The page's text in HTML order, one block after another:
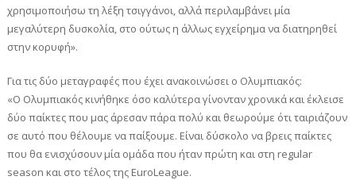
χρησιμοποιήσω τη λέξη τσιγγάνοι, αλλά περιλαμβάνει μία
μεγαλύτερη δυσκολία, στο ούτως η άλλως εγχείρημα να διατηρηθεί
στην κορυφή».
Για τις δύο μεταγραφές που έχει ανακοινώσει ο Ολυμπιακός:
«Ο Ολυμπιακός κινήθηκε όσο καλύτερα γίνονταν χρονικά και έκλεισε
δύο παίκτες που μας άρεσαν πάρα πολύ και θεωρούμε ότι ταιριάζουν
σε αυτό που θέλουμε να παίξουμε. Είναι δύσκολο να βρεις παίκτες
που θα ενισχύσουν μία ομάδα που ήταν πρώτη και στη regular
season και στο τέλος της EuroLeague.